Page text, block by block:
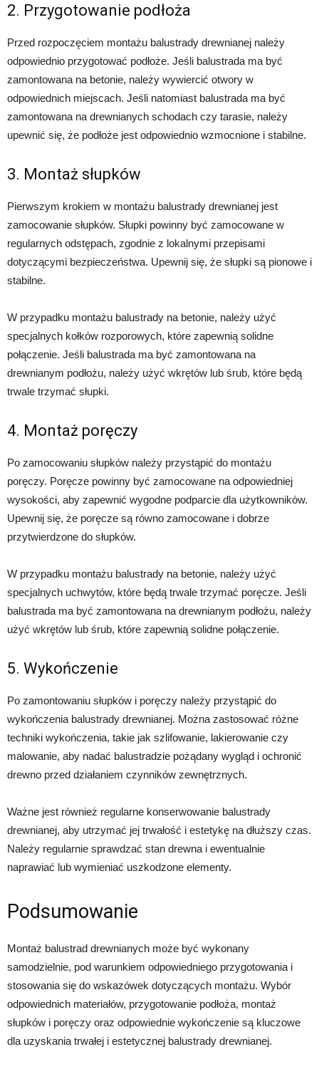
2. Przygotowanie podłoża
Przed rozpoczęciem montażu balustrady drewnianej należy
odpowiednio przygotować podłoże. Jeśli balustrada ma być
zamontowana na betonie, należy wywiercić otwory w
odpowiednich miejscach. Jeśli natomiast balustrada ma być
zamontowana na drewnianych schodach czy tarasie, należy
upewnić się, że podłoże jest odpowiednio wzmocnione i stabilne.
3. Montaż słupków
Pierwszym krokiem w montażu balustrady drewnianej jest
zamocowanie słupków. Słupki powinny być zamocowane w
regularnych odstępach, zgodnie z lokalnymi przepisami
dotyczącymi bezpieczeństwa. Upewnij się, że słupki są pionowe i
stabilne.
W przypadku montażu balustrady na betonie, należy użyć
specjalnych kołków rozporowych, które zapewnią solidne
połączenie. Jeśli balustrada ma być zamontowana na
drewnianym podłożu, należy użyć wkrętów lub śrub, które będą
trwale trzymać słupki.
4. Montaż poręczy
Po zamocowaniu słupków należy przystąpić do montażu
poręczy. Poręcze powinny być zamocowane na odpowiedniej
wysokości, aby zapewnić wygodne podparcie dla użytkowników.
Upewnij się, że poręcze są równo zamocowane i dobrze
przytwierdzone do słupków.
W przypadku montażu balustrady na betonie, należy użyć
specjalnych uchwytów, które będą trwale trzymać poręcze. Jeśli
balustrada ma być zamontowana na drewnianym podłożu, należy
użyć wkrętów lub śrub, które zapewnią solidne połączenie.
5. Wykończenie
Po zamontowaniu słupków i poręczy należy przystąpić do
wykończenia balustrady drewnianej. Można zastosować różne
techniki wykończenia, takie jak szlifowanie, lakierowanie czy
malowanie, aby nadać balustradzie pożądany wygląd i ochronić
drewno przed działaniem czynników zewnętrznych.
Ważne jest również regularne konserwowanie balustrady
drewnianej, aby utrzymać jej trwałość i estetykę na dłuższy czas.
Należy regularnie sprawdzać stan drewna i ewentualnie
naprawiać lub wymieniać uszkodzone elementy.
Podsumowanie
Montaż balustrad drewnianych może być wykonany
samodzielnie, pod warunkiem odpowiedniego przygotowania i
stosowania się do wskazówek dotyczących montażu. Wybór
odpowiednich materiałów, przygotowanie podłoża, montaż
słupków i poręczy oraz odpowiednie wykończenie są kluczowe
dla uzyskania trwałej i estetycznej balustrady drewnianej.